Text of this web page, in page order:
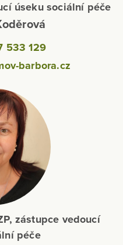
úseku sociální péče
533 129
barbora.cz
zástupce vedoucí
péče